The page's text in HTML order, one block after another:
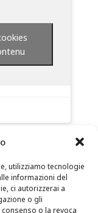
utilizziamo tecnologie
informazioni del
ci autorizzerai a
o gli
o la revoca